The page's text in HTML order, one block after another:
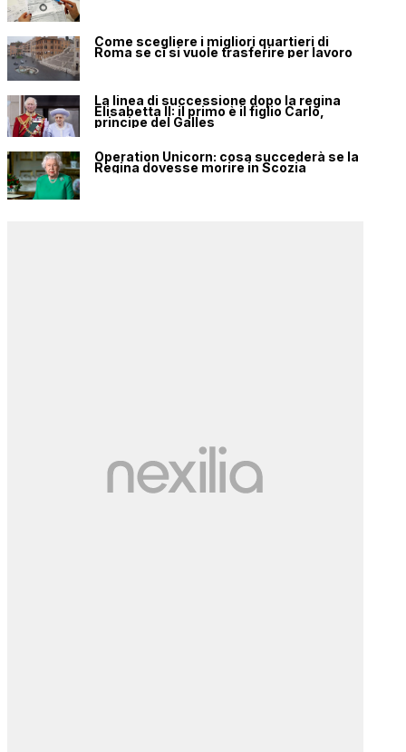
Come scegliere i migliori quartieri di
Roma se ci si vuole trasferire per lavoro
La linea di successione dopo la regina
Elisabetta II: il primo è il figlio Carlo,
principe del Galles
Operation Unicorn: cosa succederà se la
Regina dovesse morire in Scozia